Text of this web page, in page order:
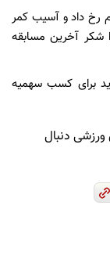
رخ داد و آسیب کمر
آخرین مسابقه
برای کسب سهمیه
ورزشی دنبال